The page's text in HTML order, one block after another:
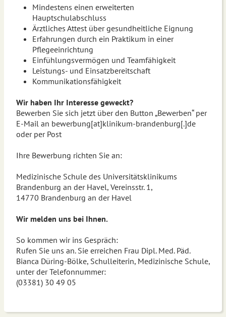
Mindestens einen erweiterten
Hauptschulabschluss
Ärztliches Attest über gesundheitliche Eignung
Erfahrungen durch ein Praktikum in einer
Pflegeeinrichtung
Einfühlungsvermögen und Teamfähigkeit
Leistungs- und Einsatzbereitschaft
Kommunikationsfähigkeit
Wir haben Ihr Interesse geweckt?
Bewerben Sie sich jetzt über den Button „Bewerben“ per
E-Mail an bewerbung[at]klinikum-brandenburg[.]de
oder per Post
Ihre Bewerbung richten Sie an:
Medizinische Schule des Universitätsklinikums
Brandenburg an der Havel, Vereinsstr. 1,
14770 Brandenburg an der Havel
Wir melden uns bei Ihnen.
So kommen wir ins Gespräch:
Rufen Sie uns an. Sie erreichen Frau Dipl. Med. Päd.
Bianca Düring-Bölke, Schulleiterin, Medizinische Schule,
unter der Telefonnummer:
(03381) 30 49 05